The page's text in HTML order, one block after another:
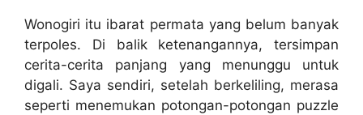
Wonogiri itu ibarat permata yang belum banyak
terpoles. Di balik ketenangannya, tersimpan
cerita-cerita panjang yang menunggu untuk
digali. Saya sendiri, setelah berkeliling, merasa
seperti menemukan potongan-potongan puzzle